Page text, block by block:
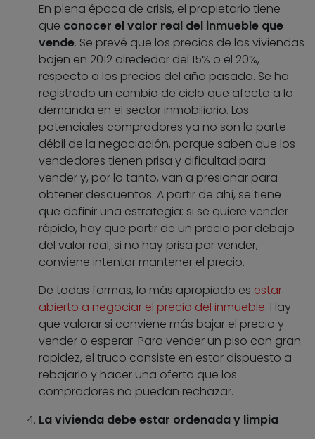
En plena época de crisis, el propietario tiene
que conocer el valor real del inmueble que
vende. Se prevé que los precios de las viviendas
bajen en 2012 alrededor del 15% o el 20%,
respecto a los precios del año pasado. Se ha
registrado un cambio de ciclo que afecta a la
demanda en el sector inmobiliario. Los
potenciales compradores ya no son la parte
débil de la negociación, porque saben que los
vendedores tienen prisa y dificultad para
vender y, por lo tanto, van a presionar para
obtener descuentos. A partir de ahí, se tiene
que definir una estrategia: si se quiere vender
rápido, hay que partir de un precio por debajo
del valor real; si no hay prisa por vender,
conviene intentar mantener el precio.
De todas formas, lo más apropiado es estar
abierto a negociar el precio del inmueble. Hay
que valorar si conviene más bajar el precio y
vender o esperar. Para vender un piso con gran
rapidez, el truco consiste en estar dispuesto a
rebajarlo y hacer una oferta que los
compradores no puedan rechazar.
La vivienda debe estar ordenada y limpia